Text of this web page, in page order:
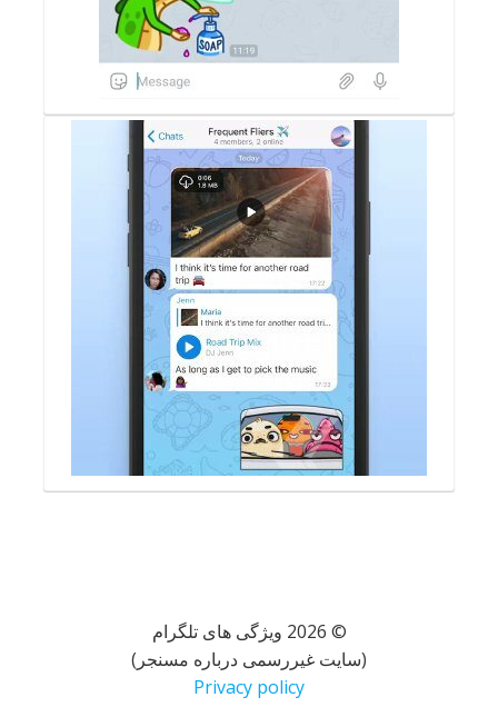
© 2026 ویژگی های تلگرام
(سایت غیررسمی درباره مسنجر)
Privacy policy